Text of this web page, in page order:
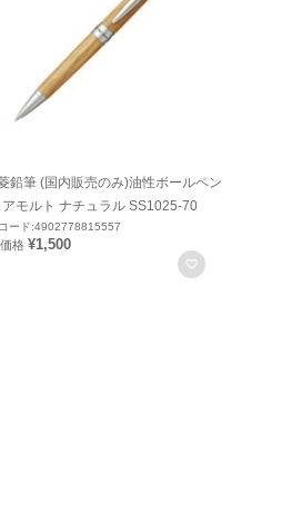
に登録
鉛筆 (国内販売のみ)油性ボールペン
アモルト ナチュラル SS1025-70
ード:4902778815557
格 ¥1,500